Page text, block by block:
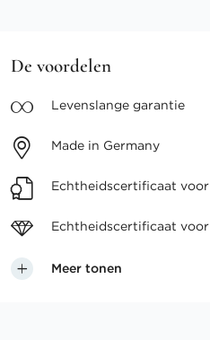
De voordelen
Levenslange garantie
Made in Germany
Echtheidscertificaat voor
Echtheidscertificaat voor
Meer tonen